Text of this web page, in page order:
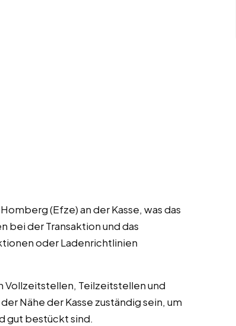
(Efze) an der Kasse, was das
bei der Transaktion und das
oder Ladenrichtlinien
Vollzeitstellen, Teilzeitstellen und
Nähe der Kasse zuständig sein, um
gut bestückt sind.